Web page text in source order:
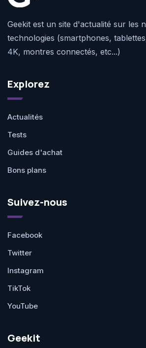
Geekit est un site d'actualité sur les
technologies (smartphones,
4K, montres connectés, etc...)
Explorez
Actualités
Tests
Guides d'achat
Bons plans
Suivez-nous
Facebook
Twitter
Instagram
TikTok
YouTube
Geekit